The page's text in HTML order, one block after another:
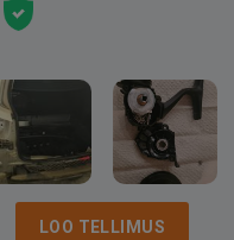
LOO TELLIMUS